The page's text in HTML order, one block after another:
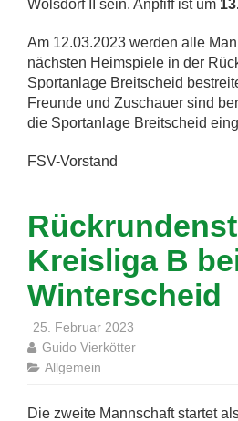
Wolsdorf II sein. Anpfiff ist um
Am 12.03.2023 werden alle
nächsten Heimspiele in der
Sportanlage Breitscheid
Freunde und Zuschauer sind
die Sportanlage Breitscheid
FSV-Vorstand
Kreisliga B
Winterscheid
25. Februar 2023
Guido Vierkötter
Allgemein
Die zweite Mannschaft startet